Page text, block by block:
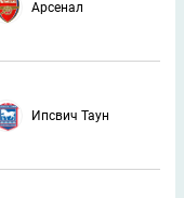
Арсенал
Ипсвич Таун